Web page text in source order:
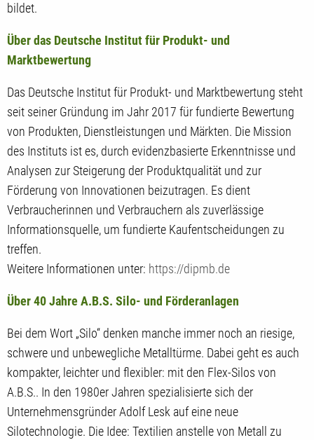
bildet.
Über das Deutsche Institut für Produkt- und
Marktbewertung
Das Deutsche Institut für Produkt- und Marktbewertung steht
seit seiner Gründung im Jahr 2017 für fundierte Bewertung
von Produkten, Dienstleistungen und Märkten. Die Mission
des Instituts ist es, durch evidenzbasierte Erkenntnisse und
Analysen zur Steigerung der Produktqualität und zur
Förderung von Innovationen beizutragen. Es dient
Verbraucherinnen und Verbrauchern als zuverlässige
Informationsquelle, um fundierte Kaufentscheidungen zu
treffen.
Weitere Informationen unter: https://dipmb.de
Über 40 Jahre A.B.S. Silo- und Förderanlagen
Bei dem Wort „Silo“ denken manche immer noch an riesige,
schwere und unbewegliche Metalltürme. Dabei geht es auch
kompakter, leichter und flexibler: mit den Flex-Silos von
A.B.S.. In den 1980er Jahren spezialisierte sich der
Unternehmensgründer Adolf Lesk auf eine neue
Silotechnologie. Die Idee: Textilien anstelle von Metall zu